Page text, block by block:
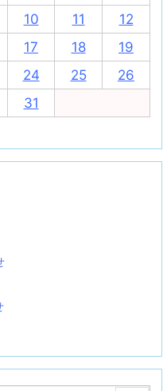
10 11
12
17 18
19
24 25
26
31